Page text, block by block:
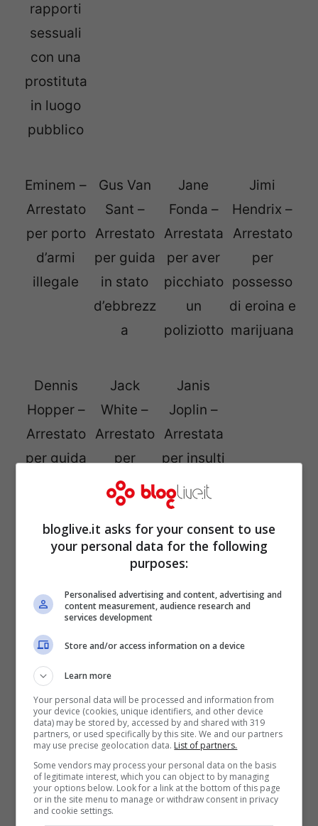
rapporti
sessuali
con una
prostituta
in luogo
pubblico
Eminem –
Arrestato
per porto
d’armi
illegale
Gus Van
Sant –
Arrestato
per guida
in stato
d’ebbrezz
a
Jane
Fonda –
Arrestata
per aver
picchiato
un
poliziotto
Jimi
Hendrix –
Arrestato
per
possesso
di eroina e
marijuana
Dennis
Hopper –
Arrestato
per guida
a
Jack
White –
Arrestato
per
violenza in
strada
Janis
Joplin –
Arrestata
per insulti
alla polizia
dopo un
concerto
Jay Z –
Arrestato
per aver
accoltellat
produttore
in un night
Kiefer
Sutherlan
d –
per
sorpasso
di limiti di
velocità
James
Arrestato
violenza
domestica
Jim
Arrestato
osceni e
insulti alle
forze
dell’ordine
Johnny
Marilyn
Kurt
bloglive.it asks for your consent to use
your personal data for the following
purposes:
Personalised advertising and content, advertising and
content measurement, audience research and
services development
Store and/or access information on a device
Learn more
Your personal data will be processed and information from
your device (cookies, unique identifiers, and other device
data) may be stored by, accessed by and shared with 319
partners, or used specifically by this site. We and our partners
may use precise geolocation data. List of partners.
Some vendors may process your personal data on the basis
of legitimate interest, which you can object to by managing
your options below. Look for a link at the bottom of this page
or in the site menu to manage or withdraw consent in privacy
and cookie settings.